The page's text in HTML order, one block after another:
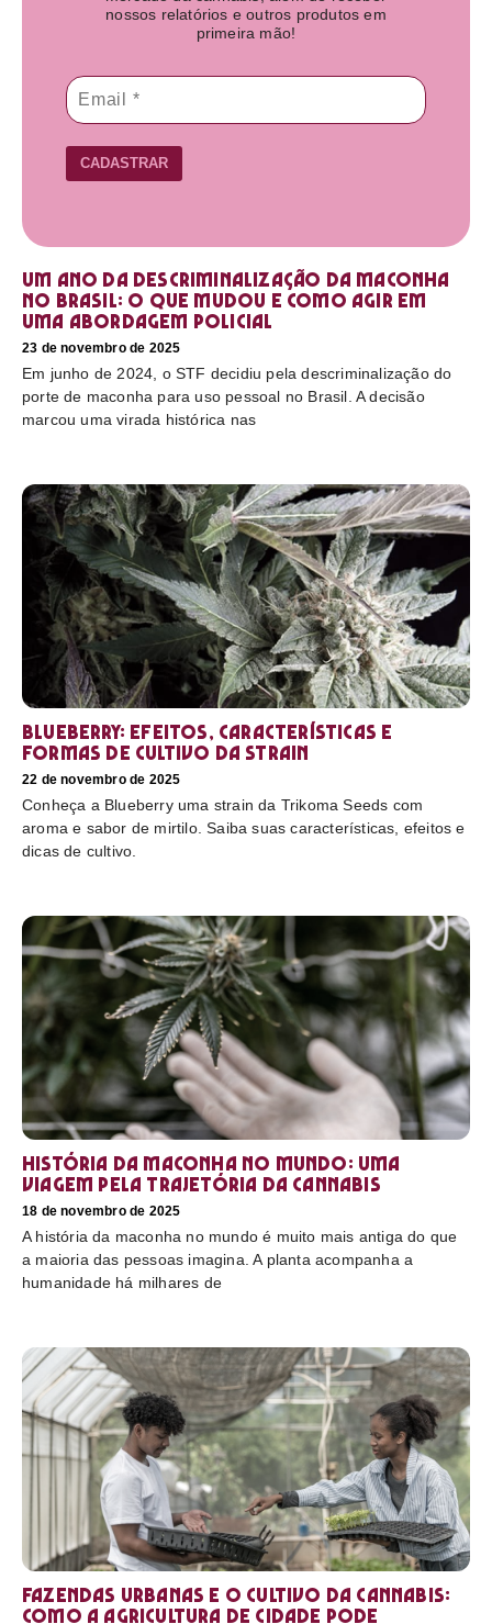
nossos relatórios e outros produtos em
primeira mão!
CADASTRAR
Um ano da descriminalização da maconha
no Brasil: o que mudou e como agir em
uma abordagem policial
23 de novembro de 2025
Em junho de 2024, o STF decidiu pela descriminalização do
porte de maconha para uso pessoal no Brasil. A decisão
marcou uma virada histórica nas
Blueberry: efeitos, características e
formas de cultivo da strain
22 de novembro de 2025
Conheça a Blueberry uma strain da Trikoma Seeds com
aroma e sabor de mirtilo. Saiba suas características, efeitos e
dicas de cultivo.
História da maconha no mundo: uma
viagem pela trajetória da cannabis
18 de novembro de 2025
A história da maconha no mundo é muito mais antiga do que
a maioria das pessoas imagina. A planta acompanha a
humanidade há milhares de
Fazendas urbanas e o cultivo da cannabis:
como a agricultura de cidade pode